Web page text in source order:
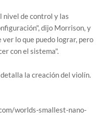
nivel de control y las
dijo Morrison, y
ver lo que puedo lograr, pero
con el sistema".
la creación del violín.
worlds-smallest-nano-